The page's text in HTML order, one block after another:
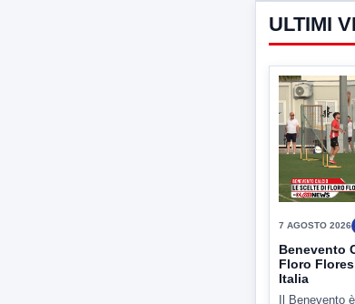
7 AGOSTO 2026
Benevento
Floro
Italia
Il Benevento
Italia. Scelte...